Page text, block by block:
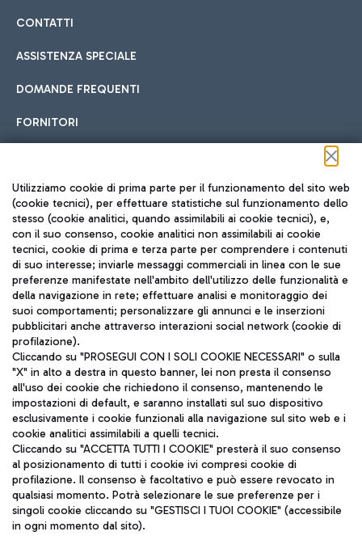
CONTATTI
ASSISTENZA SPECIALE
DOMANDE FREQUENTI
FORNITORI
Seguici sui social
TRAVEL JOURNAL
ITA
Aeroporti di Roma S.p.A. - Società soggetta a direzione e
coordinamento di Mundys S.p.A.
Codice fiscale e Registro delle Imprese di Roma 13032990155 P.
IVA 06572251004
Capitale sociale 62.224.743,00 int. vers.
Sede legale: Via Pier Paolo Racchetti 1 - 00054 Fiumicino (RM)
telefono +39 06 65951
Utilizziamo cookie di prima parte per il funzionamento del sito web
(cookie tecnici), per effettuare statistiche sul funzionamento dello
stesso (cookie analitici, quando assimilabili ai cookie tecnici), e,
con il suo consenso, cookie analitici non assimilabili ai cookie
tecnici, cookie di prima e terza parte per comprendere i contenuti
di suo interesse; inviarle messaggi commerciali in linea con le sue
preferenze manifestate nell'ambito dell'utilizzo delle funzionalità e
della navigazione in rete; effettuare analisi e monitoraggio dei
suoi comportamenti; personalizzare gli annunci e le inserzioni
pubblicitari anche attraverso interazioni social network (cookie di
profilazione).
Cliccando su "PROSEGUI CON I SOLI COOKIE NECESSARI" o sulla
"X" in alto a destra in questo banner, lei non presta il consenso
all'uso dei cookie che richiedono il consenso, mantenendo le
impostazioni di default, e saranno installati sul suo dispositivo
esclusivamente i cookie funzionali alla navigazione sul sito web e i
cookie analitici assimilabili a quelli tecnici.
Cliccando su "ACCETTA TUTTI I COOKIE" presterà il suo consenso
al posizionamento di tutti i cookie ivi compresi cookie di
profilazione. Il consenso è facoltativo e può essere revocato in
qualsiasi momento. Potrà selezionare le sue preferenze per i
singoli cookie cliccando su "GESTISCI I TUOI COOKIE" (accessibile
in ogni momento dal sito).